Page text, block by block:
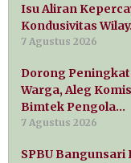
Isu Aliran
Kondusivitas
7 Agustus 2026
Dorong
Warga, Aleg
Bimtek Pengola…
7 Agustus 2026
SPBU